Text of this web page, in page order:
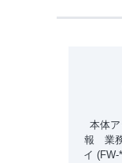
本体
報 業
イ (FW-